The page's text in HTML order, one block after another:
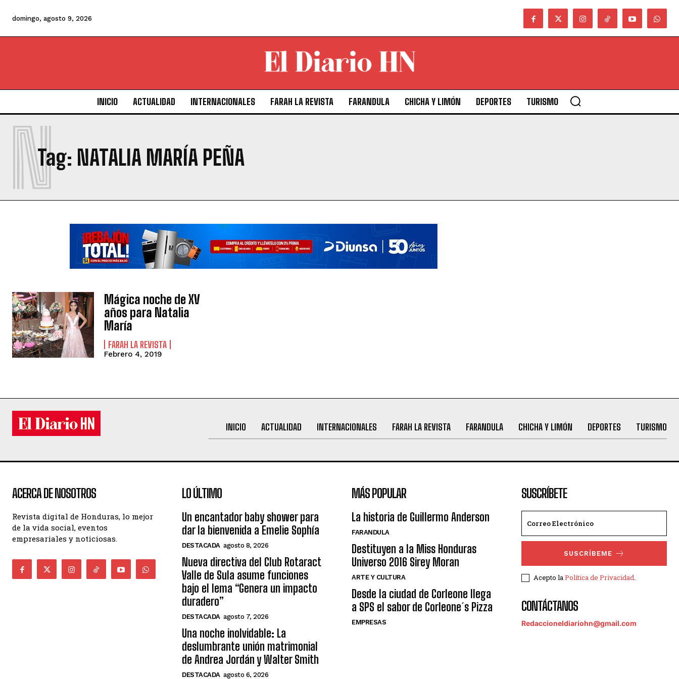
domingo, agosto 9, 2026
INICIO ACTUALIDAD INTERNACIONALES FARAH LA REVISTA FARANDULA CHICHA Y LIMÓN DEPORTES TURISMO
Tag: NATALIA MARÍA PEÑA
N
Mágica noche de XV
años para Natalia
María
FARAH LA REVISTA
Febrero 4, 2019
INICIO ACTUALIDAD INTERNACIONALES FARAH LA REVISTA FARANDULA CHICHA Y LIMÓN DEPORTES TURISMO
ACERCA DE NOSOTROS
Revista digital de Honduras, lo mejor
de la vida social, eventos
empresariales y noticiosas.
LO ÚLTIMO
Un encantador baby shower para
dar la bienvenida a Emelie Sophía
DESTACADA agosto 8, 2026
Nueva directiva del Club Rotaract
Valle de Sula asume funciones
bajo el lema “Genera un impacto
duradero”
DESTACADA agosto 7, 2026
Una noche inolvidable: La
deslumbrante unión matrimonial
de Andrea Jordán y Walter Smith
DESTACADA agosto 6, 2026
MÁS POPULAR
La historia de Guillermo Anderson
FARANDULA
Destituyen a la Miss Honduras
Universo 2016 Sirey Moran
ARTE Y CULTURA
Desde la ciudad de Corleone llega
a SPS el sabor de Corleone´s Pizza
EMPRESAS
SUSCRÍBETE
SUSCRÍBEME
Acepto laPolítica de Privacidad.
CONTÁCTANOS
Redaccioneldiariohn@gmail.com